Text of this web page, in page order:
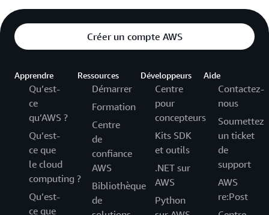
Créer un compte AWS
Apprendre
Qu’est-
ce
qu’AWS ?
Qu’est-
ce que
le cloud
computing ?
Qu’est-
ce que
Ressources
Démarrer
Formation
Centre
de
confiance
AWS
Bibliothèque
de
Développeurs
Centre
pour
concepteurs
Kits SDK
et outils
.NET sur
AWS
Python
Aide
Contactez-
nous
Soumettez
un ticket
de
support
AWS
re:Post